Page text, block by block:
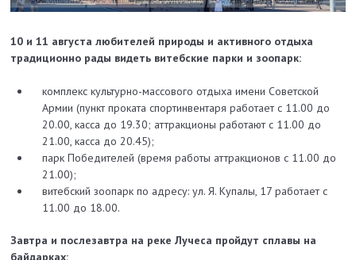
10 и 11 августа любителей природы и активного отдыха
традиционно рады видеть витебские парки и зоопарк:
комплекс культурно-массового отдыха имени Советской
Армии (пункт проката спортинвентаря работает с 11.00 до
20.00, касса до 19.30; аттракционы работают с 11.00 до
21.00, касса до 20.45);
парк Победителей (время работы аттракционов с 11.00 до
21.00);
витебский зоопарк по адресу: ул. Я. Купалы, 17 работает с
11.00 до 18.00.
Завтра и послезавтра на реке Лучеса пройдут сплавы на
байдарках: